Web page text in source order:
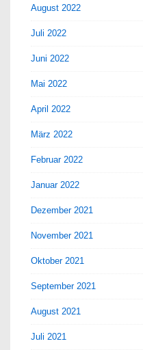
August 2022
Juli 2022
Juni 2022
Mai 2022
April 2022
März 2022
Februar 2022
Januar 2022
Dezember 2021
November 2021
Oktober 2021
September 2021
August 2021
Juli 2021